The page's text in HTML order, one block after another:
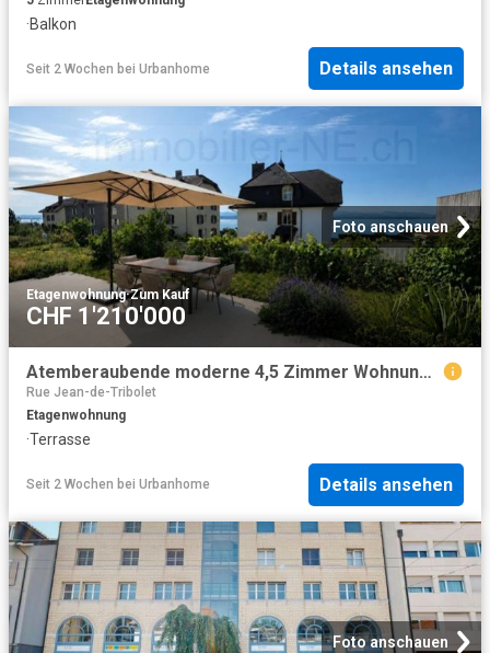
·Balkon
Seit 2 Wochen bei Urbanhome Details ansehen
Foto anschauen
Etagenwohnung·Zum Kauf
CHF 1'210'000
Atemberaubende moderne 4,5 Zimmer Wohnung mit großer Terrasse, See und Blick auf die Alpen
Rue Jean-de-Tribolet
Etagenwohnung
·Terrasse
Seit 2 Wochen bei Urbanhome Details ansehen
Foto anschauen